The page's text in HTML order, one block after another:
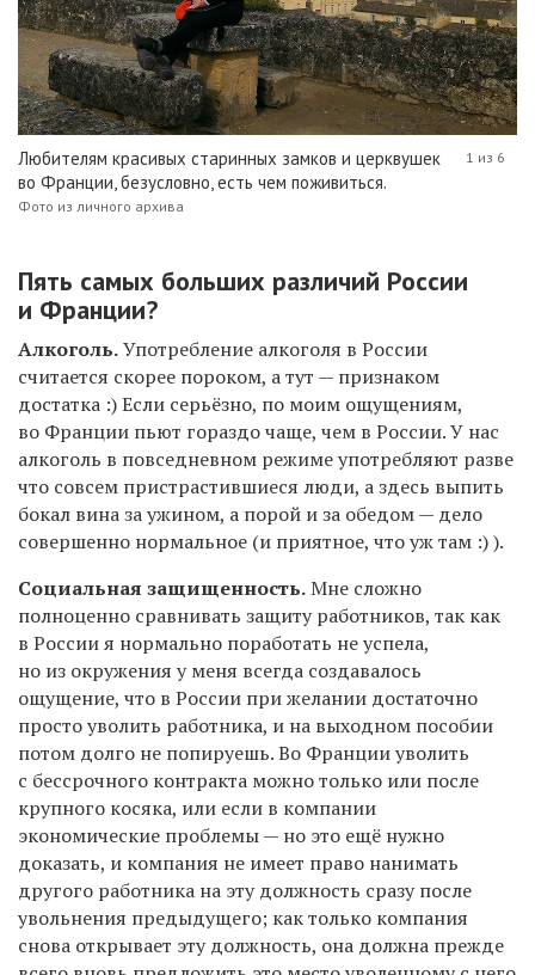
Любителям красивых старинных замков и церквушек
во Франции, безусловно, есть чем поживиться.
Фото из личного архива
1 из 6
Пять самых больших различий России
и Франции?
Алкоголь.Употребление алкоголя в России
считается скорее пороком, а тут — признаком
достатка :) Если серьёзно, по моим ощущениям,
во Франции пьют гораздо чаще, чем в России. У нас
алкоголь в повседневном режиме употребляют разве
что совсем пристрастившиеся люди, а здесь выпить
бокал вина за ужином, а порой и за обедом — дело
совершенно нормальное (и приятное, что уж там :) ).
Социальная защищенность.Мне сложно
полноценно сравнивать защиту работников, так как
в России я нормально поработать не успела,
но из окружения у меня всегда создавалось
ощущение, что в России при желании достаточно
просто уволить работника, и на выходном пособии
потом долго не попируешь. Во Франции уволить
с бессрочного контракта можно только или после
крупного косяка, или если в компании
экономические проблемы — но это ещё нужно
доказать, и компания не имеет право нанимать
другого работника на эту должность сразу после
увольнения предыдущего; как только компания
снова открывает эту должность, она должна прежде